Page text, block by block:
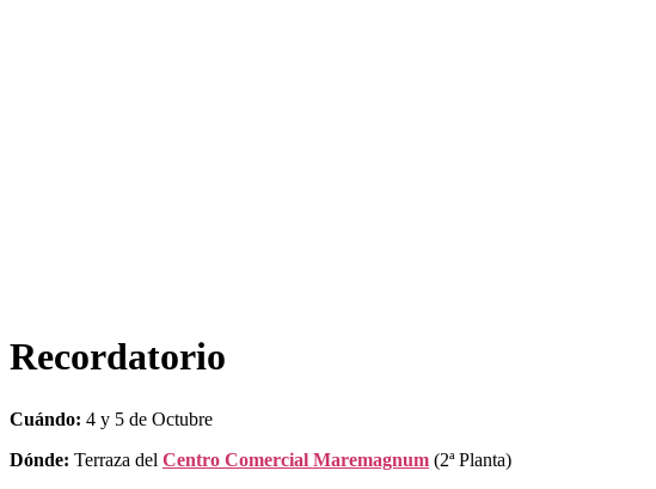
Recordatorio
Cuándo: 4 y 5 de Octubre
Dónde: Terraza del Centro Comercial Maremagnum (2ª Planta)